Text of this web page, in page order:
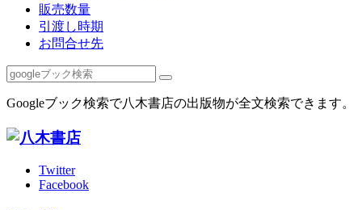
販売数量
引渡し時期
お問合せ先
Googleブック検索で八木書店の出版物が全文検索できます。
Twitter
Facebook